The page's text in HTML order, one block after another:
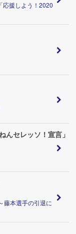
応援しよう！2020
んセレッソ！宣言」
藤本選手の引退に